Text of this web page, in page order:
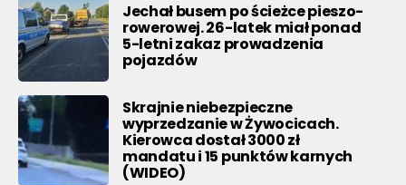
Jechał busem po ścieżce pieszo-
rowerowej. 26-latek miał ponad
5-letni zakaz prowadzenia
pojazdów
Skrajnie niebezpieczne
wyprzedzanie w Żywocicach.
Kierowca dostał 3000 zł
mandatu i 15 punktów karnych
(WIDEO)